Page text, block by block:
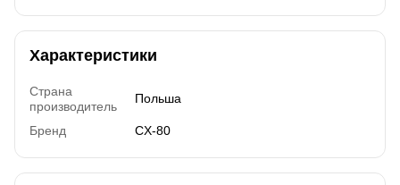
Характеристики
Страна
производитель
Польша
Бренд CX-80